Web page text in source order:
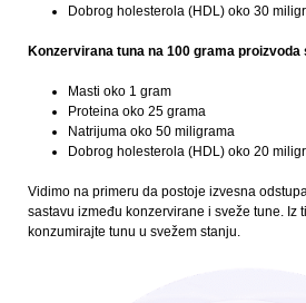
Dobrog holesterola (HDL) oko 30
Konzervirana tuna na 100 grama proizvoda
Masti oko 1 gram
Proteina oko 25 grama
Natrijuma oko 50 miligrama
Dobrog holesterola (HDL) oko 20
Vidimo na primeru da postoje izvesna
sastavu između konzervirane i sveže tune. Iz
konzumirajte tunu u svežem stanju.